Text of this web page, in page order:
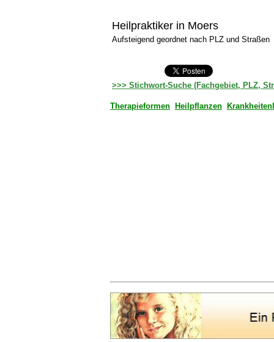
Heilpraktiker in Moers
Aufsteigend geordnet nach PLZ und Straßen
>>> Stichwort-Suche (Fachgebiet, PLZ,
Therapieformen Heilpflanzen